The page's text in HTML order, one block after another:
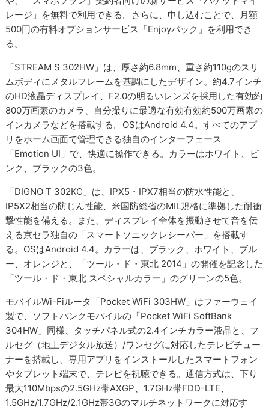
レージ」を無料で利用できる。さらに、申し込むことで、月額
500円の有料オプションサービス「Enjoyパック」を利用でき
る。
「STREAM S 302HW」は、厚さ約6.8mm、重さ約110gのスリ
ムボディにメタルフレームを基調にしたデザイン。約4.7インチ
のHD液晶ディスプレイ、F2.0の明るいレンズを採用した有効約
800万画素のカメラ、自分撮りに最適な有効有効約500万画素の
インカメラなどを搭載する。OSはAndroid 4.4。すべてのアプ
リをホーム画面で管理できる独自のインターフェース
「Emotion UI」で、快適に操作できる。カラーはホワイト、ピ
ンク、ブラックの3色。
「DIGNO T 302KC」は、IPX5・IPX7相当の防水性能と、
IP5X2相当の防じん性能、米国防総省のMIL規格に準拠した耐衝
撃性能を備える。また、ディスプレイ全体を振動させて音を伝
える京セラ独自の「スマートソニックレシーバー」を搭載す
る。OSはAndroid 4.4。カラーは、ブラック、ホワイト、ブル
ー、オレンジと、「ツール・ド・東北 2014」の開催を記念した
「ツール・ド・東北 スペシャルカラー」のグリーンの5色。
モバイルWi-Fiルータ「Pocket WiFi 303HW」はファーウェイ
製で、ソフトバンクモバイルの「Pocket WiFi SoftBank
304HW」同様、タッチパネル式の2.4インチカラー液晶と、フ
ルセグ（地上デジタル放送）/ワンセグに対応したテレビチュー
ナーを搭載し、専用アプリをインストールしたスマートフォン
やタブレット端末で、テレビを視聴できる。通信方式は、下り
最大110Mbpsの2.5GHz帯AXGP、1.7GHz帯FDD-LTE、
1.5GHz/1.7GHz/2.1GHz帯3Gのマルチネットワークに対応す